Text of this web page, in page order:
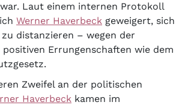
Laut einem internen Protokoll
Werner Haverbeck geweigert, sich
distanzieren – wegen der
positiven Errungenschaften wie dem
Zweifel an der politischen
Haverbeck kamen im